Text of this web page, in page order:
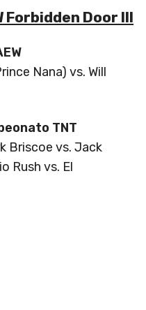
Forbidden Door III
Nana) vs. Will
TNT
Briscoe vs. Jack
Rush vs. El